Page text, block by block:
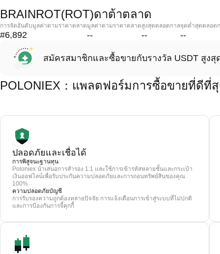
BRAINROT(ROT)ดาต้าตลาด
การจัดอันดับมูลค่าตามราคาตลาด
#6,892
มูลค่าตามราคาตลาด
--
สูงสุดตลอดกาล
--
จุดต่ำสุดตลอด
--
สมัครสมาชิกและซื้อขายกับรางวัล USDT สูงสุ
POLONIEX：แพลตฟอร์มการซื้อขายที่ดีที่
ปลอดภัยและเชื่อได้
การพิสูจนะฐานทุน
Poloniex นำเสนอการสำรอง 1:1 และใช้การเข้ารหัสหลายชั้นและกระเป๋า
เงินออฟไลน์เพื่อรับประกันความปลอดภัยและการถอนทรัพย์สินของคุณ
100%
ความปลอดภัยบัญชี
การรับรองความถูกต้องหลายปัจจัย การแจ้งเตือนการเข้าสู่ระบบที่ไม่ปกติ
และการป้องกันการจี้คุกกี้